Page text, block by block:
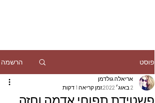
פוסט הרשמה
פשטידת תפוחי אדמה וחזה
אריאלה גולדמן
2 באוג׳ 2022
זמן קריאה 1 דקות